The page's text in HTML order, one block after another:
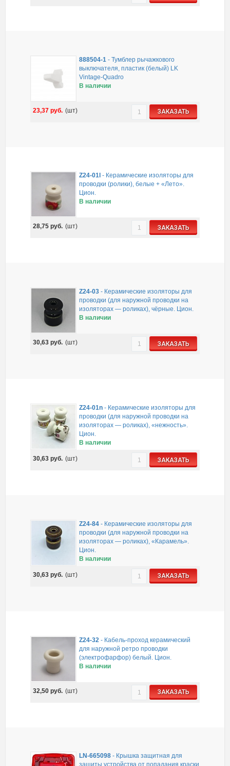
888504-1 - Тумблер рычажкового
выключателя, пластик (белый) LK
Vintage-Quadro
В наличии
23,37 руб. (шт) ЗАКАЗАТЬ
Z24-01l - Керамические изоляторы для
проводки (ролики), белые + «Лето».
Цион.
В наличии
28,75 руб. (шт) ЗАКАЗАТЬ
Z24-03- Керамические изоляторы для
проводки (для наружной проводки на
изоляторах — роликах), чёрные. Цион.
В наличии
30,63 руб. (шт) ЗАКАЗАТЬ
Z24-01n- Керамические изоляторы для
проводки (для наружной проводки на
изоляторах — роликах), «нежность».
Цион.
В наличии
30,63 руб. (шт) ЗАКАЗАТЬ
Z24-84- Керамические изоляторы для
проводки (для наружной проводки на
изоляторах — роликах), «Карамель».
Цион.
В наличии
30,63 руб. (шт) ЗАКАЗАТЬ
Z24-32 - Кабель-проход керамический
для наружной ретро проводки
(электрофарфор) белый. Цион.
В наличии
32,50 руб. (шт) ЗАКАЗАТЬ
LN-665098- Крышка защитная для